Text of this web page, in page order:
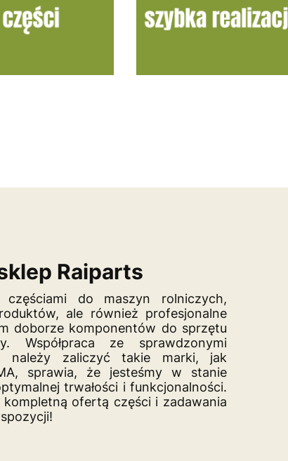
Raiparts
do maszyn rolniczych,
ale również profesjonalne
doborze komponentów do sprzętu
Współpraca ze sprawdzonymi
należy zaliczyć takie marki, jak
sprawia, że jesteśmy w stanie
trwałości i funkcjonalności.
ofertą części i zadawania